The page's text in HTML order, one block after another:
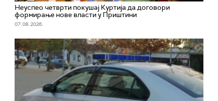
Неуспео четврти покушај Куртија да договори
формирање нове власти у Приштини
07. 08. 2026.